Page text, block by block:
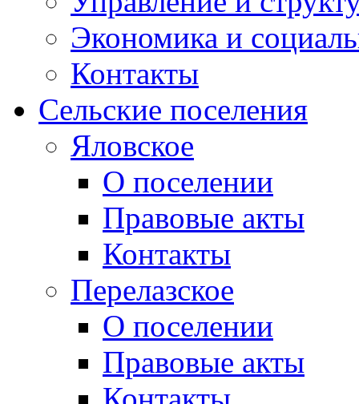
Экономика и
Контакты
Сельские поселения
Яловское
О поселении
Правовые акты
Контакты
Перелазское
О поселении
Правовые акты